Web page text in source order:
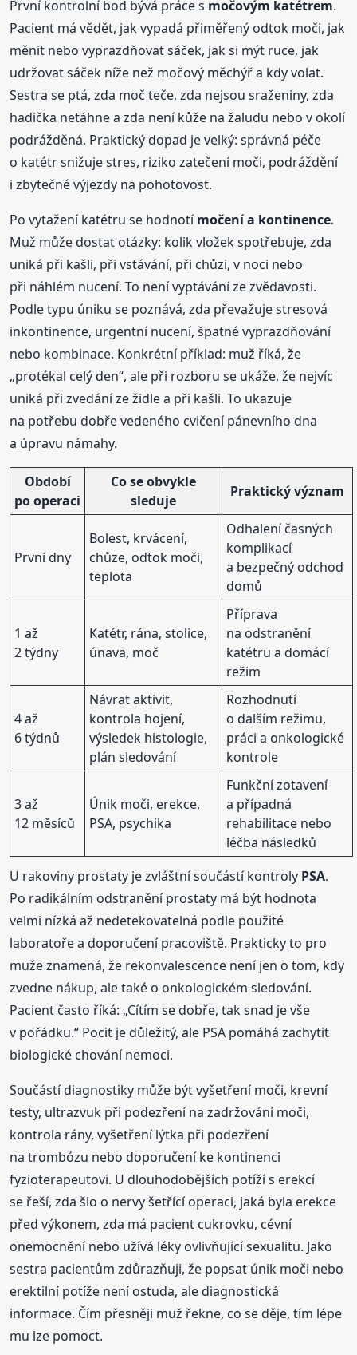
První kontrolní bod bývá práce s močovým katétrem.
Pacient má vědět, jak vypadá přiměřený odtok moči, jak
měnit nebo vyprazdňovat sáček, jak si mýt ruce, jak
udržovat sáček níže než močový měchýř a kdy volat.
Sestra se ptá, zda moč teče, zda nejsou sraženiny, zda
hadička netáhne a zda není kůže na žaludu nebo v okolí
podrážděná. Praktický dopad je velký: správná péče
o katétr snižuje stres, riziko zatečení moči, podráždění
i zbytečné výjezdy na pohotovost.
Po vytažení katétru se hodnotímočení a kontinence.
Muž může dostat otázky: kolik vložek spotřebuje, zda
uniká při kašli, při vstávání, při chůzi, v noci nebo
při náhlém nucení. To není vyptávání ze zvědavosti.
Podle typu úniku se poznává, zda převažuje stresová
inkontinence, urgentní nucení, špatné vyprazdňování
nebo kombinace. Konkrétní příklad: muž říká, že
„protékal celý den“, ale při rozboru se ukáže, že nejvíc
uniká při zvedání ze židle a při kašli. To ukazuje
na potřebu dobře vedeného cvičení pánevního dna
a úpravu námahy.
Období
po operaci
Co se obvykle
sleduje
Praktický význam
První dny
Bolest, krvácení,
chůze, odtok moči,
teplota
Odhalení časných
komplikací
a bezpečný odchod
domů
1 až
2 týdny
Katétr, rána, stolice,
únava, moč
Příprava
na odstranění
katétru a domácí
režim
4 až
6 týdnů
Návrat aktivit,
kontrola hojení,
výsledek histologie,
plán sledování
Rozhodnutí
o dalším režimu,
práci a onkologické
kontrole
3 až
12 měsíců
Únik moči, erekce,
PSA, psychika
Funkční zotavení
a případná
rehabilitace nebo
léčba následků
U rakoviny prostaty je zvláštní součástí kontroly PSA.
Po radikálním odstranění prostaty má být hodnota
velmi nízká až nedetekovatelná podle použité
laboratoře a doporučení pracoviště. Prakticky to pro
muže znamená, že rekonvalescence není jen o tom, kdy
zvedne nákup, ale také o onkologickém sledování.
Pacient často říká: „Cítím se dobře, tak snad je vše
v pořádku.“ Pocit je důležitý, ale PSA pomáhá zachytit
biologické chování nemoci.
Součástí diagnostiky může být vyšetření moči, krevní
testy, ultrazvuk při podezření na zadržování moči,
kontrola rány, vyšetření lýtka při podezření
na trombózu nebo doporučení ke kontinenci
fyzioterapeutovi. U dlouhodobějších potíží s erekcí
se řeší, zda šlo o nervy šetřící operaci, jaká byla erekce
před výkonem, zda má pacient cukrovku, cévní
onemocnění nebo užívá léky ovlivňující sexualitu. Jako
sestra pacientům zdůrazňuji, že popsat únik moči nebo
erektilní potíže není ostuda, ale diagnostická
informace. Čím přesněji muž řekne, co se děje, tím lépe
mu lze pomoct.